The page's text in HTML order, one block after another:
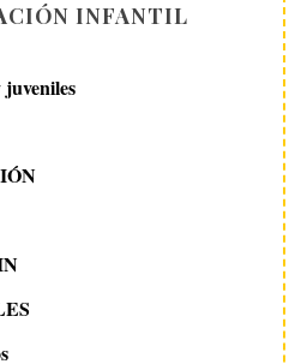
INFANTIL